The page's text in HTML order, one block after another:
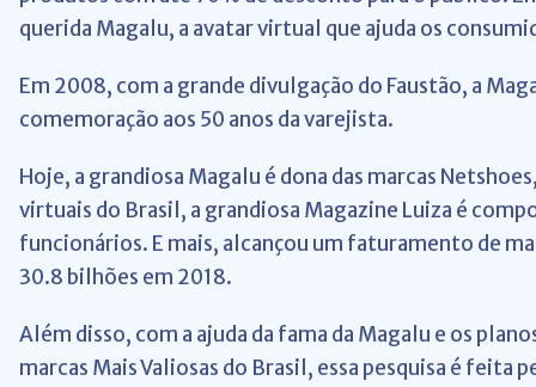
querida Magalu, a avatar virtual que ajuda os
Em 2008, com a grande divulgação do Faustão, a
comemoração aos 50 anos da varejista.
Hoje, a grandiosa Magalu é dona das marcas
virtuais do Brasil, a grandiosa Magazine Luiza é
funcionários. E mais, alcançou um faturamento de
30.8 bilhões em 2018.
Além disso, com a ajuda da fama da Magalu e os
marcas Mais Valiosas do Brasil, essa pesquisa é feita